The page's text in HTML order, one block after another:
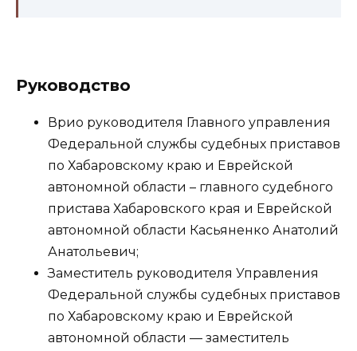
Руководство
Врио руководителя Главного управления
Федеральной службы судебных приставов
по Хабаровскому краю и Еврейской
автономной области – главного судебного
пристава Хабаровского края и Еврейской
автономной области Касьяненко Анатолий
Анатольевич;
Заместитель руководителя Управления
Федеральной службы судебных приставов
по Хабаровскому краю и Еврейской
автономной области — заместитель